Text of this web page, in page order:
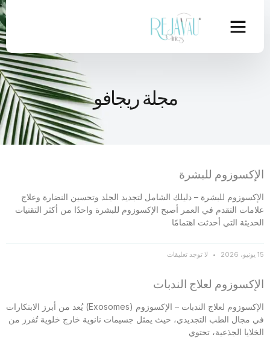
مجلة ريجافو
الإكسوزوم للبشرة
الإكسوزوم للبشرة – دليلك الشامل لتجديد الجلد وتحسين النضارة وعلاج
علامات التقدم في العمر أصبح الإكسوزوم للبشرة واحدًا من أكثر التقنيات
الحديثة التي أحدثت اهتمامًا
15 يونيو، 2026 لا توجد تعليقات
الإكسوزوم لعلاج الندبات
الإكسوزوم لعلاج الندبات – الإكسوزوم (Exosomes) يُعد من أبرز الابتكارات
في مجال الطب التجديدي، حيث يمثل جسيمات نانوية خارج خلوية تُفرز من
الخلايا الجذعية، تحتوي